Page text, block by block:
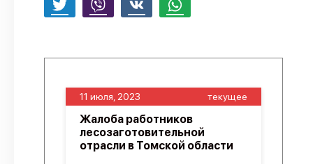
11 июля, 2023 текущее
Жалоба работников
лесозаготовительной
отрасли в Томской области